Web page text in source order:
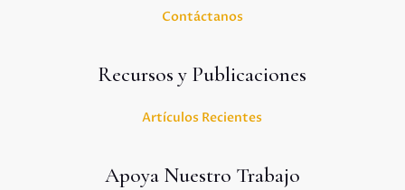
Contáctanos
Recursos y Publicaciones
Artículos Recientes
Apoya Nuestro Trabajo